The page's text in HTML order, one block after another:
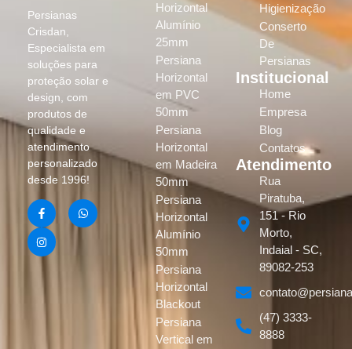
Persianas
Crisdan,
Especialista em
soluções para
proteção solar e
design, com
produtos de
qualidade e
atendimento
personalizado
desde 1996!
Horizontal
Alumínio
25mm
Persiana
Horizontal
em PVC
50mm
Persiana
Horizontal
em Madeira
50mm
Persiana
Horizontal
Alumínio
50mm
Persiana
Horizontal
Blackout
Persiana
Vertical em
Higienização
Conserto
De
Persianas
Institucional
Home
Empresa
Blog
Contatos
Atendimento
Rua
Piratuba,
151 - Rio
Morto,
Indaial - SC,
89082-253
(47) 3333-
8888